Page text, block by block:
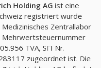
Holding AG ist eine
registriert wurde
Zentrallabor
Mehrwertsteuernummer
TVA, SFI Nr.
zugeordnet ist. Die